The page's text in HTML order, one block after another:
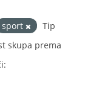
sport
Tip
skupa prema